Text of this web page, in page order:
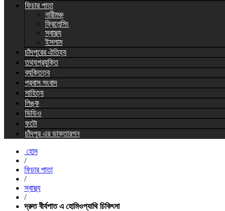
ফিচার পাতা
নারীমঞ্চ
ফ্রিলেন্সিং
স্বাস্থ্য
ইসলাম
চাঁদপুরের ঐতিহ্য
তথ্যপ্রযুক্তি
ব্যক্তিত্ব
প্রবাস সংবাদ
সাহিত্য
লিঙ্ক
ভিডিও
ফটো
চাঁদপুর এর ডাক্তারগন
হোম
/
ফিচার পাতা
/
স্বাস্থ্য
/
দ্রুত বীর্যপাত এ হোমিওপ্যাথি চিকিৎসা